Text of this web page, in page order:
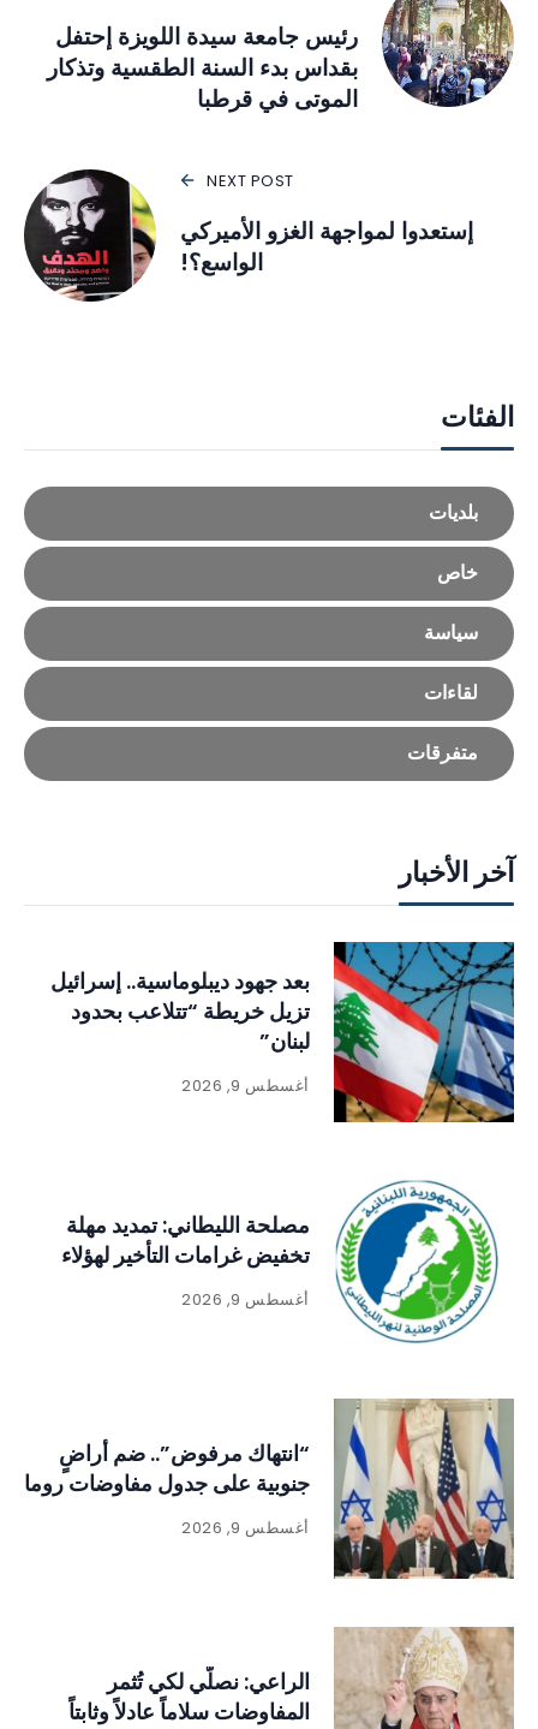
رئيس جامعة سيدة اللويزة إحتفل
بقداس بدء السنة الطقسية وتذكار
الموتى في قرطبا
NEXT POST
إستعدوا لمواجهة الغزو الأميركي
الواسع؟!
الفئات
بلديات
خاص
سياسة
لقاءات
متفرقات
آخر الأخبار
بعد جهود ديبلوماسية.. إسرائيل
تزيل خريطة “تتلاعب بحدود
لبنان”
أغسطس 9, 2026
مصلحة الليطاني: تمديد مهلة
تخفيض غرامات التأخير لهؤلاء
أغسطس 9, 2026
“انتهاك مرفوض”.. ضم أراضٍ
جنوبية على جدول مفاوضات روما
أغسطس 9, 2026
الراعي: نصلّي لكي تُثمر
المفاوضات سلاماً عادلاً وثابتاً